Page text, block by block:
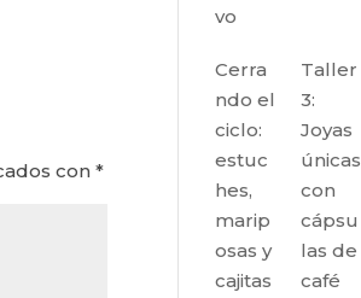
con*
vo
Cerra
ndo el
ciclo:
estuc
hes,
marip
osas y
cajitas
Taller
3:
Joyas
únicas
con
cápsu
las de
café